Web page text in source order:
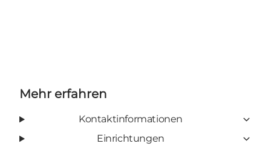
Mehr erfahren
Kontaktinformationen
Einrichtungen